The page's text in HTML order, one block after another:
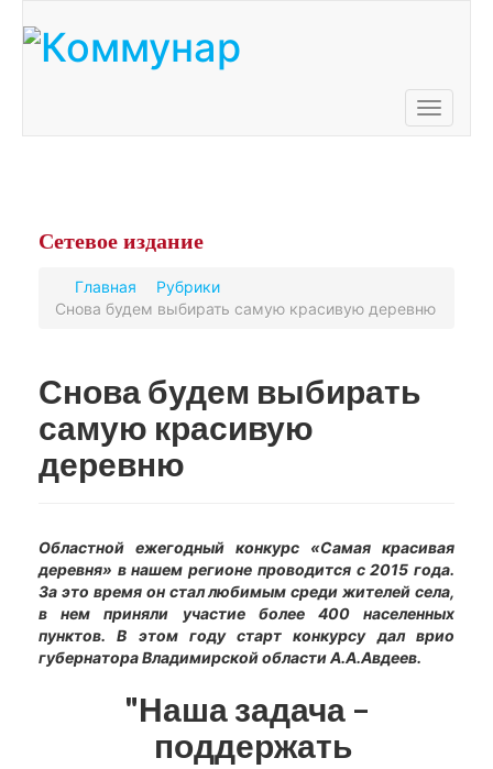
Toggle
Сетевое издание
Главная
Рубрики
Снова будем выбирать самую красивую деревню
Снова будем выбирать
самую красивую
деревню
Областной ежегодный конкурс «Самая красивая
деревня» в нашем регионе проводится с 2015 года.
За это время он стал любимым среди жителей села,
в нем приняли участие более 400 населенных
пунктов. В этом году старт конкурсу дал врио
губернатора Владимирской области А.А.Авдеев.
"Наша задача –
поддержать